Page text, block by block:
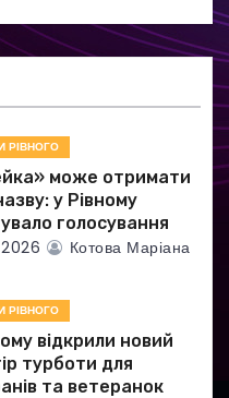
РІВНОГО
може отримати
у Рівному
голосування
Котова Маріана
РІВНОГО
відкрили новий
турботи для
та ветеранок